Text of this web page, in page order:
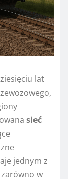
lat
sieć
jednym z
w